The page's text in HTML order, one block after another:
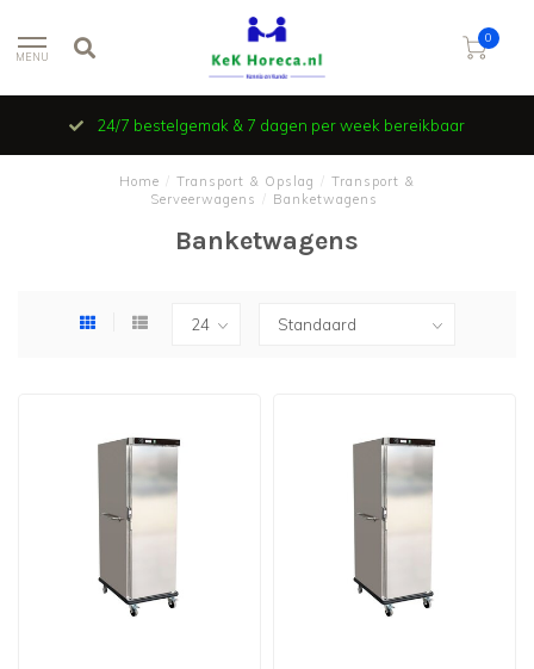
MENU
0
24/7 bestelgemak & 7 dagen per week bereikbaar
Home Transport & Opslag
Transport &
Serveerwagens
Banketwagens
Banketwagens